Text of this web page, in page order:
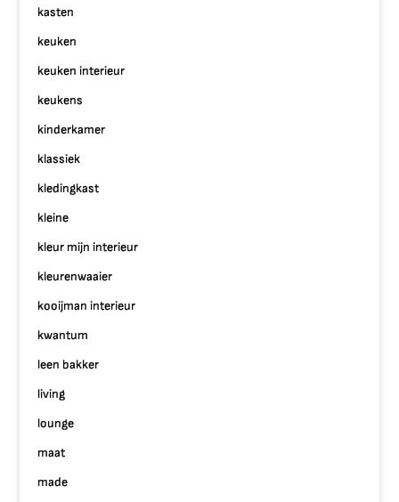
kasten
keuken
keuken interieur
keukens
kinderkamer
klassiek
kledingkast
kleine
kleur mijn interieur
kleurenwaaier
kooijman interieur
kwantum
leen bakker
living
lounge
maat
made